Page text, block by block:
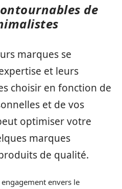
de
marques se
et leurs
choisir en fonction de
et de vos
optimiser votre
marques
de qualité.
envers le